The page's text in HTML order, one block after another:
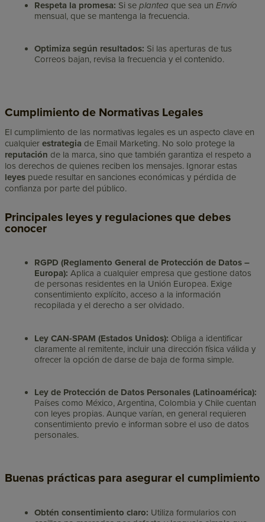
Respeta la promesa: Si seplantea que sea unEnvío
mensual, que se mantenga la frecuencia.
Optimiza según resultados: Si las aperturas de tus
Correos bajan, revisa la frecuencia y el contenido.
Cumplimiento de Normativas Legales
El cumplimiento de las normativas legales es un aspecto clave en
cualquierestrategia de Email Marketing. No solo protege la
reputación de la marca, sino que también garantiza el respeto a
los derechos de quienes reciben los mensajes. Ignorar estas
leyes puede resultar en sanciones económicas y pérdida de
confianza por parte del público.
Principales leyes y regulaciones que debes
conocer
RGPD (Reglamento General de Protección de Datos –
Europa): Aplica a cualquier empresa que gestione datos
de personas residentes en la Unión Europea. Exige
consentimiento explícito, acceso a la información
recopilada y el derecho a ser olvidado.
Ley CAN-SPAM (Estados Unidos): Obliga a identificar
claramente al remitente, incluir una dirección física válida y
ofrecer la opción de darse de baja de forma simple.
Ley de Protección de Datos Personales (Latinoamérica):
Países como México, Argentina, Colombia y Chile cuentan
con leyes propias. Aunque varían, en general requieren
consentimiento previo e informan sobre el uso de datos
personales.
Buenas prácticas para asegurar el cumplimiento
Obtén consentimiento claro: Utiliza formularios con